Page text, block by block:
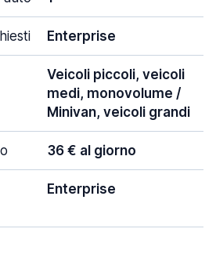
Enterprise
Veicoli piccoli, veicoli
medi, monovolume /
Minivan, veicoli grandi
36 € al giorno
Enterprise